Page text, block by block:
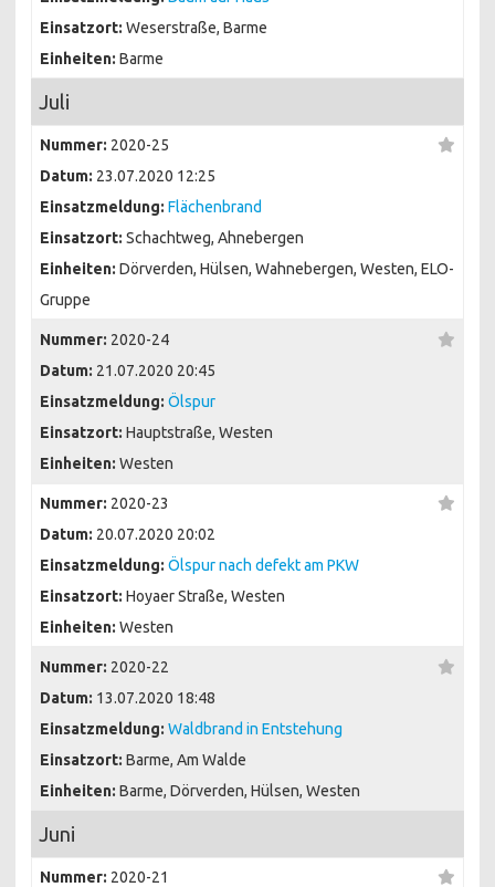
Einsatzort: Weserstraße, Barme
Einheiten: Barme
Juli
Nummer: 2020-25
Datum: 23.07.2020 12:25
Einsatzmeldung: Flächenbrand
Einsatzort: Schachtweg, Ahnebergen
Einheiten: Dörverden, Hülsen, Wahnebergen, Westen, ELO-
Gruppe
Nummer: 2020-24
Datum: 21.07.2020 20:45
Einsatzmeldung: Ölspur
Einsatzort: Hauptstraße, Westen
Einheiten: Westen
Nummer: 2020-23
Datum: 20.07.2020 20:02
Einsatzmeldung: Ölspur nach defekt am PKW
Einsatzort: Hoyaer Straße, Westen
Einheiten: Westen
Nummer: 2020-22
Datum: 13.07.2020 18:48
Einsatzmeldung: Waldbrand in Entstehung
Einsatzort: Barme, Am Walde
Einheiten: Barme, Dörverden, Hülsen, Westen
Juni
Nummer: 2020-21